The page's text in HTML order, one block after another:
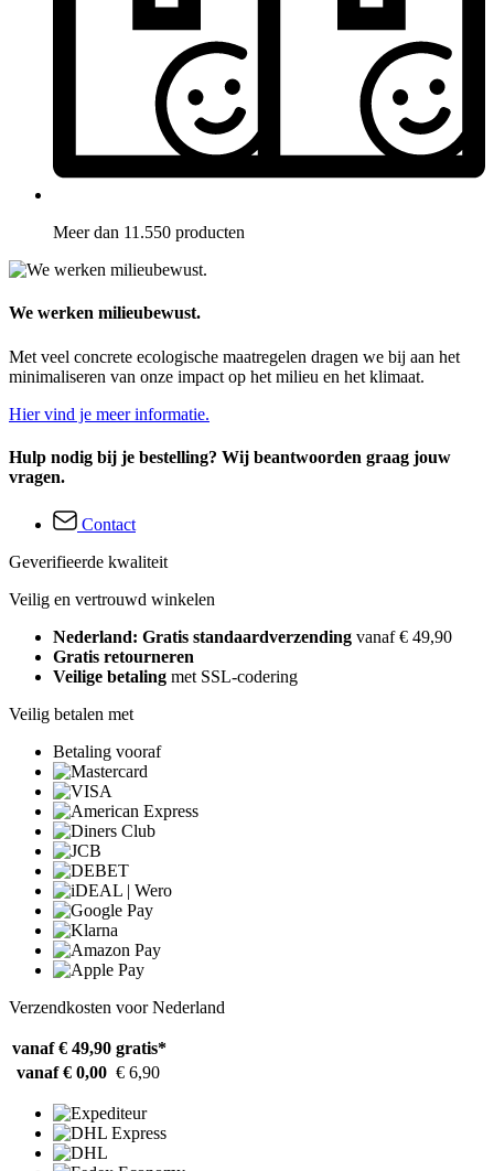
Meer dan 11.550 producten
We werken milieubewust.
Met veel concrete ecologische maatregelen dragen we bij aan het
minimaliseren van onze impact op het milieu en het klimaat.
Hier vind je meer informatie.
Hulp nodig bij je bestelling? Wij beantwoorden graag jouw
vragen.
Contact
Geverifieerde kwaliteit
Veilig en vertrouwd winkelen
Nederland: Gratis standaardverzending vanaf € 49,90
Gratis retourneren
Veilige betaling met SSL-codering
Veilig betalen met
Betaling vooraf
Verzendkosten voor Nederland
vanaf € 49,90 gratis*
vanaf € 0,00 € 6,90